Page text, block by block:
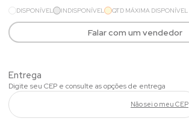
DISPONÍVEL INDISPONÍVEL QTD MÁXIMA DISPONÍVEL
Falar com um vendedor
Não sei o meu CEP